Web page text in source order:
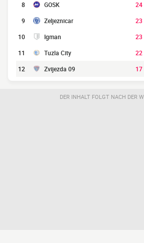
8 GOSK 24
9 Zeljeznicar 23
10 Igman 23
11 Tuzla City 22
12 Zvijezda 09 17
DER INHALT FOLGT NACH DER